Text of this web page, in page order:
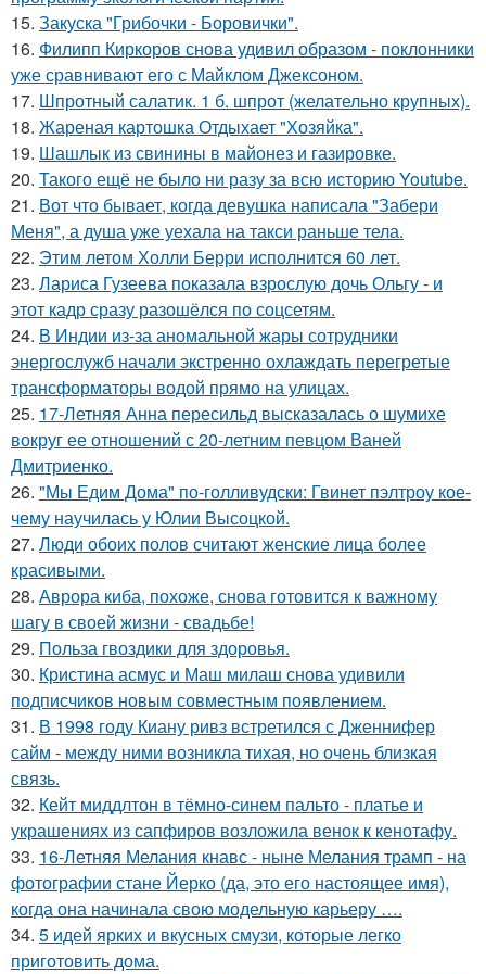
15. Закуска "Грибочки - Боровички".
16. Филипп Киркоров снова удивил образом - поклонники
уже сравнивают его с Майклом Джексоном.
17. Шпротный салатик. 1 б. шпрот (желательно крупных).
18. Жареная картошка Отдыхает "Хозяйка".
19. Шашлык из свинины в майонез и газировке.
20. Такого ещё не было ни разу за всю историю Youtube.
21. Вот что бывает, когда девушка написала "Забери
Меня", а душа уже уехала на такси раньше тела.
22. Этим летом Холли Берри исполнится 60 лет.
23. Лариса Гузеева показала взрослую дочь Ольгу - и
этот кадр сразу разошёлся по соцсетям.
24. В Индии из-за аномальной жары сотрудники
энергослужб начали экстренно охлаждать перегретые
трансформаторы водой прямо на улицах.
25. 17-Летняя Анна пересильд высказалась о шумихе
вокруг ее отношений с 20-летним певцом Ваней
Дмитриенко.
26. "Мы Едим Дома" по-голливудски: Гвинет пэлтроу кое-
чему научилась у Юлии Высоцкой.
27. Люди обоих полов считают женские лица более
красивыми.
28. Аврора киба, похоже, снова готовится к важному
шагу в своей жизни - свадьбе!
29. Польза гвоздики для здоровья.
30. Кристина асмус и Маш милаш снова удивили
подписчиков новым совместным появлением.
31. В 1998 году Киану ривз встретился с Дженнифер
сайм - между ними возникла тихая, но очень близкая
связь.
32. Кейт миддлтон в тёмно-синем пальто - платье и
украшениях из сапфиров возложила венок к кенотафу.
33. 16-Летняя Мелания кнавс - ныне Мелания трамп - на
фотографии стане Йерко (да, это его настоящее имя),
когда она начинала свою модельную карьеру ….
34. 5 идей ярких и вкусных смузи, которые легко
приготовить дома.